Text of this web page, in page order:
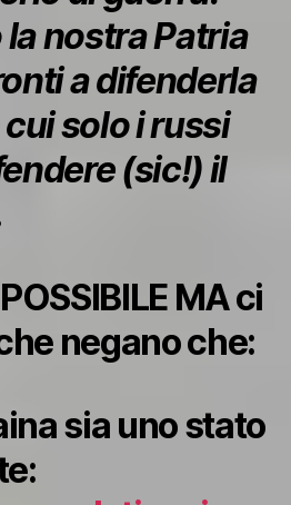
nostra Patria
a difenderla
solo i russi
(sic!) il
MA ci
negano che:
sia uno stato